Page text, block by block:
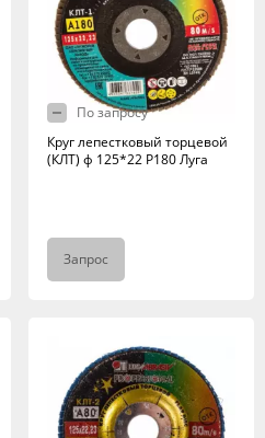
По запросу
Круг лепестковый торцевой
(КЛТ) ф 125*22 Р180 Луга
Запрос